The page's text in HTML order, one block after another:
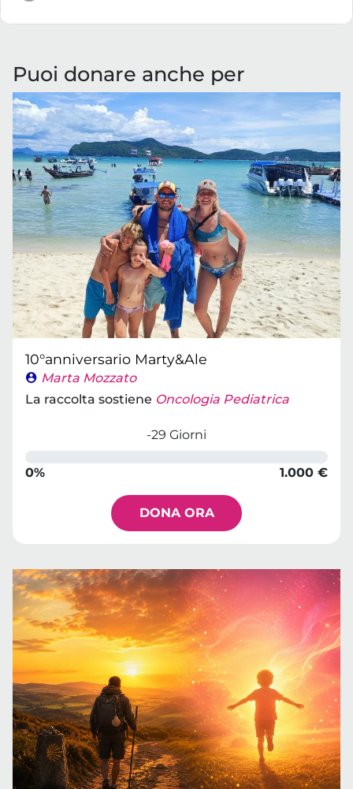
Puoi donare anche per
10°anniversario Marty&Ale
Marta Mozzato
La raccolta sostiene Oncologia Pediatrica
-29 Giorni
0% 1.000 €
DONA ORA